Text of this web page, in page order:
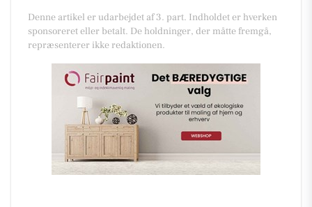
Denne artikel er udarbejdet af 3. part. Indholdet er hverken
sponsoreret eller betalt. De holdninger, der måtte fremgå,
repræsenterer ikke redaktionen.